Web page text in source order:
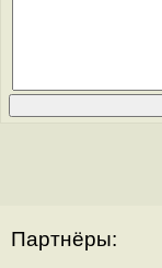
Партнёры: